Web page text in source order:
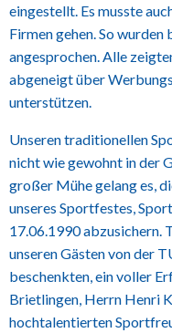
eingestellt. Es musste
Firmen gehen. So wurden
angesprochen. Alle
abgeneigt über
unterstützen.
Unseren traditionellen
nicht wie gewohnt in der
großer Mühe gelang es,
unseres Sportfestes,
17.06.1990 abzusichern.
unseren Gästen von der
beschenkten, ein voller
Brietlingen, Herrn Henri
hochtalentierten